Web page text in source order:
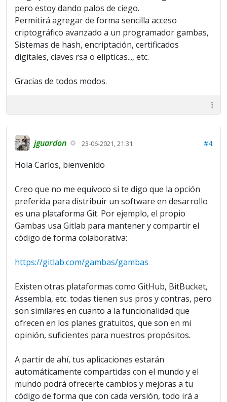
pero estoy dando palos de ciego.
Permitirá agregar de forma sencilla acceso
criptográfico avanzado a un programador gambas,
Sistemas de hash, encriptación, certificados
digitales, claves rsa o elípticas..., etc.
Gracias de todos modos.
jguardon 23-06-2021, 21:31 #4
Hola Carlos, bienvenido
Creo que no me equivoco si te digo que la opción
preferida para distribuir un software en desarrollo
es una plataforma Git. Por ejemplo, el propio
Gambas usa Gitlab para mantener y compartir el
código de forma colaborativa:
https://gitlab.com/gambas/gambas
Existen otras plataformas como GitHub, BitBucket,
Assembla, etc. todas tienen sus pros y contras, pero
son similares en cuanto a la funcionalidad que
ofrecen en los planes gratuitos, que son en mi
opinión, suficientes para nuestros propósitos.
A partir de ahí, tus aplicaciones estarán
automáticamente compartidas con el mundo y el
mundo podrá ofrecerte cambios y mejoras a tu
código de forma que con cada versión, todo irá a